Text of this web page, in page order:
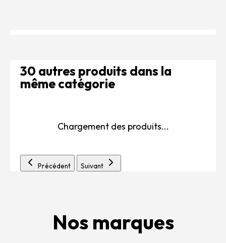
30 autres produits dans la
même catégorie
Chargement des produits...
Précédent Suivant
Nos marques